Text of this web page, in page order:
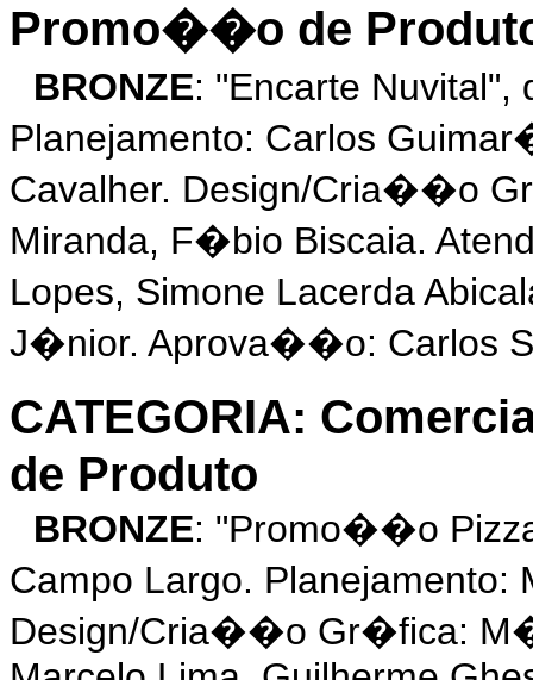
Promo��o de
BRONZE: "Encarte
Planejamento: Carlos
Cavalher. Design/Cria��o
Miranda, F�bio Biscaia.
Lopes, Simone Lacerda
J�nior. Aprova��o: Carlos
CATEGORIA:
de Produto
BRONZE: "Promo��o
Campo Largo.
Design/Cria��o Gr�fica: